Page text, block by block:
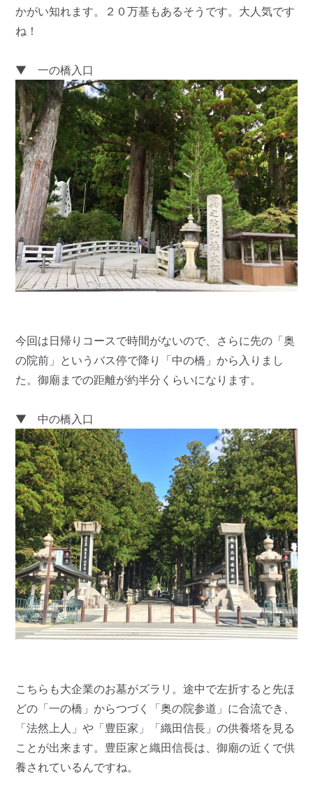
かがい知れます。２０万基もあるそうです。大人気です
ね！
▼ 一の橋入口
今回は日帰りコースで時間がないので、さらに先の「奥
の院前」というバス停で降り「中の橋」から入りまし
た。御廟までの距離が約半分くらいになります。
▼ 中の橋入口
こちらも大企業のお墓がズラリ。途中で左折すると先ほ
どの「一の橋」からつづく「奥の院参道」に合流でき、
「法然上人」や「豊臣家」「織田信長」の供養塔を見る
ことが出来ます。豊臣家と織田信長は、御廟の近くで供
養されているんですね。